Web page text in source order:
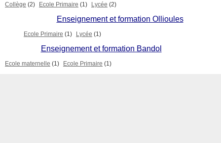
Collège (2) Ecole Primaire (1) Lycée (2)
Enseignement et formation Ollioules
Ecole Primaire (1) Lycée (1)
Enseignement et formation Bandol
Ecole maternelle (1) Ecole Primaire (1)